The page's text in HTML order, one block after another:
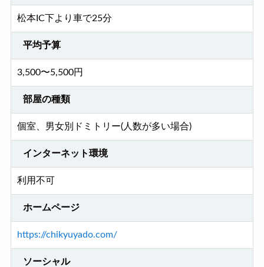
松本IC下より車で25分
平均予算
3,500〜5,500円
部屋の種類
個室、男女別ドミトリー(人数が多い場合)
インターネット環境
利用不可
ホームページ
https://chikyuyado.com/
ソーシャル